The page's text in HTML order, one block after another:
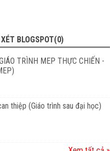
BLOGSPOT(0)
TRÌNH MEP THỰC CHIẾN -
thiệp (Giáo trình sau đại học)